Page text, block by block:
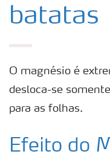
Armazenamento e
Deficiências
batatas
O magnésio é
desloca-se
para as folhas.
Efeito do